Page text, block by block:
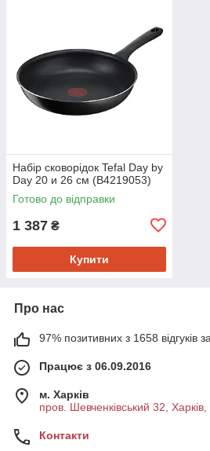
Набір сковорідок Tefal Day by
Day 20 и 26 см (B4219053)
Готово до відправки
1 387 ₴
Купити
Про нас
97% позитивних з 1658 відгуків
Працює з 06.09.2016
м. Харків
пров. Шевченківський 32, Харків,
Контакти